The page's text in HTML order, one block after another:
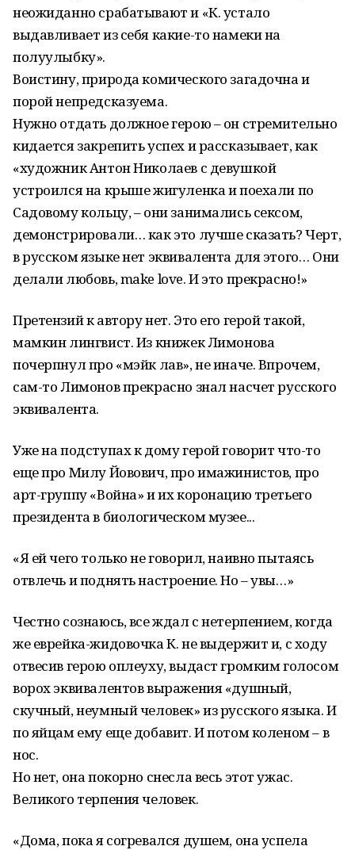
неожиданно срабатывают и «К. устало
выдавливает из себя какие-то намеки на
полуулыбку».
Воистину, природа комического загадочна и
порой непредсказуема.
Нужно отдать должное герою – он стремительно
кидается закрепить успех и рассказывает, как
«художник Антон Николаев с девушкой
устроился на крыше жигуленка и поехали по
Садовому кольцу, – они занимались сексом,
демонстрировали… как это лучше сказать? Черт,
в русском языке нет эквивалента для этого… Они
делали любовь, make love. И это прекрасно!»
Претензий к автору нет. Это его герой такой,
мамкин лингвист. Из книжек Лимонова
почерпнул про «мэйк лав», не иначе. Впрочем,
сам-то Лимонов прекрасно знал насчет русского
эквивалента.
Уже на подступах к дому герой говорит что-то
еще про Милу Йовович, про имажинистов, про
арт-группу «Война» и их коронацию третьего
президента в биологическом музее...
«Я ей чего только не говорил, наивно пытаясь
отвлечь и поднять настроение. Но – увы…»
Честно сознаюсь, все ждал с нетерпением, когда
же еврейка-жидовочка К. не выдержит и, с ходу
отвесив герою оплеуху, выдаст громким голосом
ворох эквивалентов выражения «душный,
скучный, неумный человек» из русского языка. И
по яйцам ему еще добавит. И потом коленом – в
нос.
Но нет, она покорно снесла весь этот ужас.
Великого терпения человек.
«Дома, пока я согревался душем, она успела